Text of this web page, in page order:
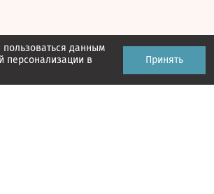
данным
персонализации в
Принять